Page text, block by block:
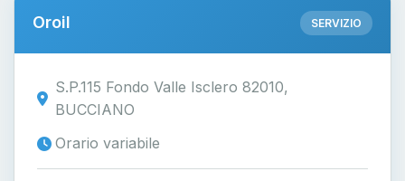
Oroil SERVIZIO
S.P.115 Fondo Valle Isclero 82010,
BUCCIANO
Orario variabile